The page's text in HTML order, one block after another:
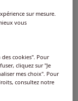
sur mesure.
vous
cookies". Pour
cliquez sur "Je
mes choix". Pour
consultez notre